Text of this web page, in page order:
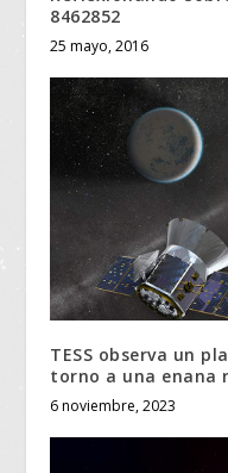
8462852
25 mayo, 2016
TESS observa un
torno a una enana
6 noviembre, 2023